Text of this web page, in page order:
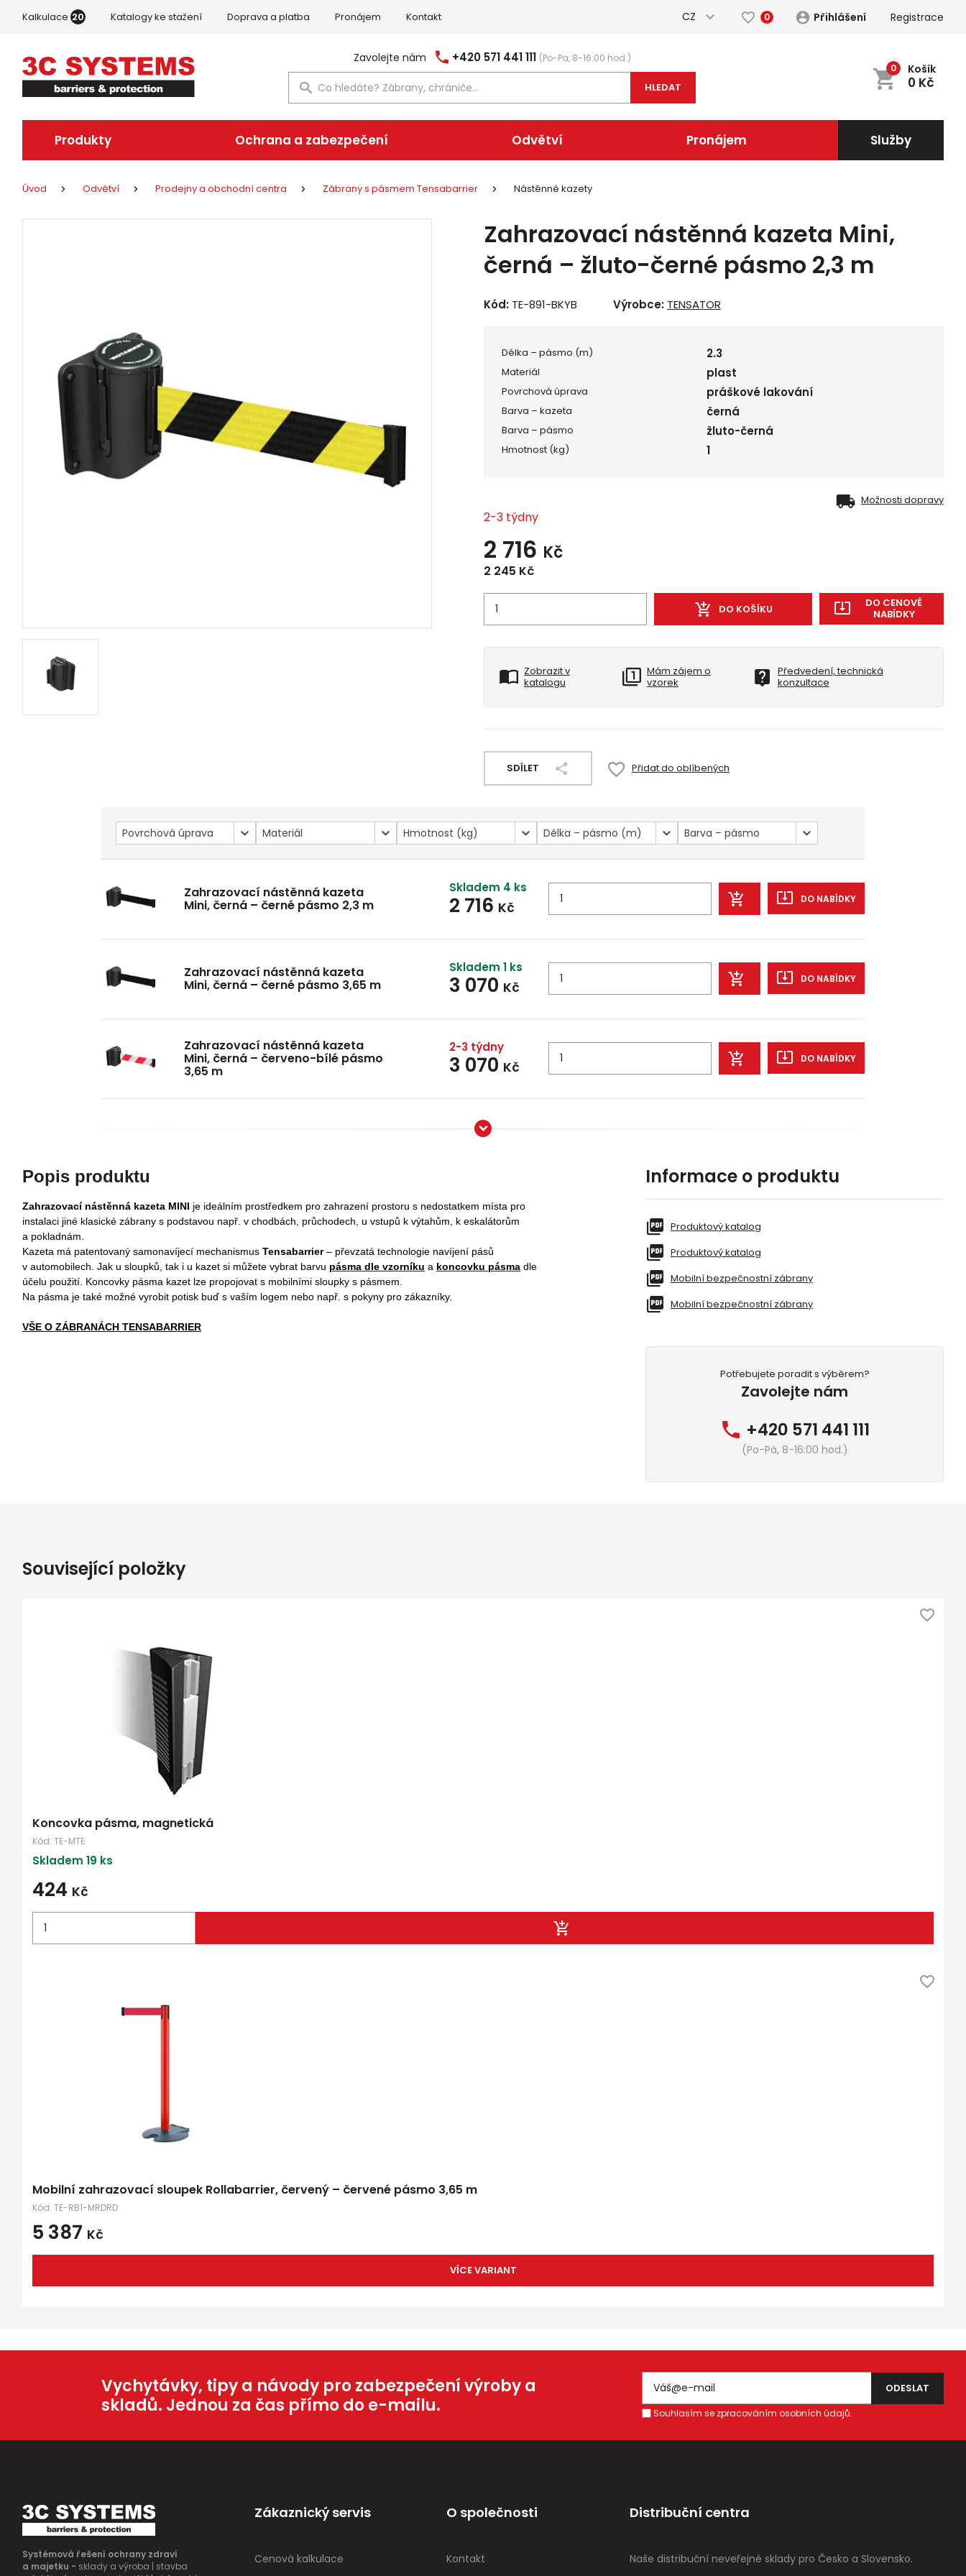
Kalkulace 20 Katalogy ke stažení Doprava a platba Pronájem Kontakt CZ 0 Přihlášení Registrace
Zavolejte nám +420 571 441 111 (Po-Pa, 8-16:00 hod.)
HLEDAT
Košík
0 Kč
0
Produkty Ochrana a zabezpečení Odvětví Pronájem Služby
Úvod Odvětví Prodejny a obchodní centra Zábrany s pásmem Tensabarrier Nástěnné kazety
Zahrazovací nástěnná kazeta Mini,
černá – žluto-černé pásmo 2,3 m
Kód: TE-891-BKYB Výrobce: TENSATOR
Délka – pásmo (m) 2.3
Materiál plast
Povrchová úprava práškové lakování
Barva – kazeta černá
Barva – pásmo žluto-černá
Hmotnost (kg) 1
Možnosti dopravy
2-3 týdny
2 716 Kč
2 245 Kč
DO KOŠÍKU
DO CENOVÉ
NABÍDKY
Zobrazit v
katalogu
Mám zájem o
vzorek
Předvedení, technická
konzultace
SDÍLET Přidat do oblíbených
Povrchová úprava Materiál Hmotnost (kg) Délka – pásmo (m) Barva – pásmo
Zahrazovací nástěnná kazeta
Mini, černá – černé pásmo 2,3 m
Skladem 4 ks
2 716 Kč DO NABÍDKY
Zahrazovací nástěnná kazeta
Mini, černá – černé pásmo 3,65 m
Skladem 1 ks
3 070 Kč DO NABÍDKY
Zahrazovací nástěnná kazeta
Mini, černá – červeno-bílé pásmo
3,65 m
2-3 týdny
3 070 Kč DO NABÍDKY
Popis produktu
Zahrazovací nástěnná kazeta MINI je ideálním prostředkem pro zahrazení prostoru s nedostatkem místa pro
instalaci jiné klasické zábrany s podstavou např. v chodbách, průchodech, u vstupů k výtahům, k eskalátorům
a pokladnám.
Kazeta má patentovaný samonavíjecí mechanismus Tensabarrier– převzatá technologie navíjení pásů
v automobilech. Jak u sloupků, tak i u kazet si můžete vybrat barvu pásma dle vzorníku a koncovku pásma dle
účelu použití. Koncovky pásma kazet lze propojovat s mobilními sloupky s pásmem.
Na pásma je také možné vyrobit potisk buď s vaším logem nebo např. s pokyny pro zákazníky.
VŠE O ZÁBRANÁCH TENSABARRIER
Informace o produktu
Produktový katalog
Produktový katalog
Mobilní bezpečnostní zábrany
Mobilní bezpečnostní zábrany
Potřebujete poradit s výběrem?
Zavolejte nám
+420 571 441 111
(Po-Pá, 8-16:00 hod.)
Související položky
Koncovka pásma, magnetická
Kód: TE-MTE
Skladem 19 ks
424 Kč
Mobilní zahrazovací sloupek Rollabarrier, červený – červené pásmo 3,65 m
Kód: TE-RB1-MRDRD
5 387 Kč
VÍCE VARIANT
Vychytávky, tipy a návody pro zabezpečení výroby a
skladů. Jednou za čas přímo do e-mailu.
Souhlasím se zpracováním osobních údajů.
Systémová řešení ochrany zdraví
a majetku - sklady a výroba | stavba
Zákaznický servis
Cenová kalkulace
O společnosti
Kontakt
Distribuční centra
Naše distribuční neveřejné sklady pro Česko a Slovensko.